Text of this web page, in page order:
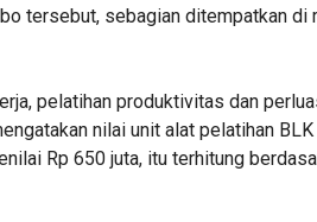
tersebut, sebagian ditempatkan di
pelatihan produktivitas dan
nilai unit alat pelatihan
Rp 650 juta, itu terhitung